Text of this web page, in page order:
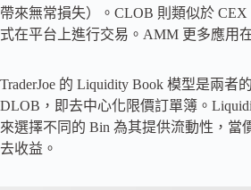
帶來無常損失）。CLOB 則類似於
式在平台上進行交易。AMM 更多應用
TraderJoe 的 Liquidity Book 模型是兩
DLOB，即去中心化限價訂單簿。
來選擇不同的 Bin 為其提供流動性，當
去收益。